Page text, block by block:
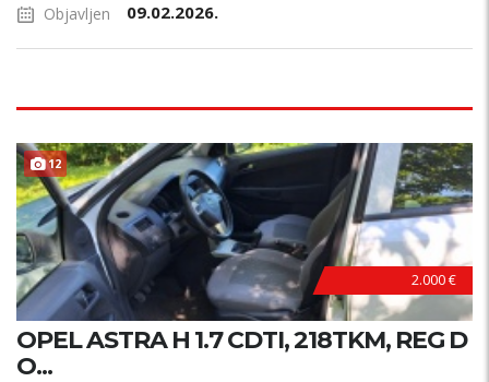
Objavljen 09.02.2026.
12
2.000 €
OPEL ASTRA H 1.7 CDTI, 218TKM, REG D
O...